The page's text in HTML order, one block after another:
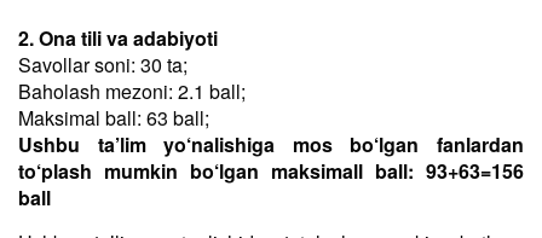
2. Ona tili va adabiyoti
Savollar soni: 30 ta;
Baholash mezoni: 2.1 ball;
Maksimal ball: 63 ball;
Ushbu ta’lim yo‘nalishiga mos bo‘lgan fanlardan
to‘plash mumkin bo‘lgan maksimall ball: 93+63=156
ball